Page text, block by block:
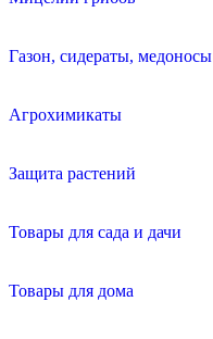
Газон, сидераты, медоносы
Агрохимикаты
Защита растений
Товары для сада и дачи
Товары для дома